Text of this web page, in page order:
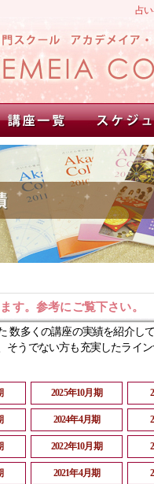
占
す。参考にご覧下さい。
数多くの講座の実績を紹介して
そうでない方も充実したライ
2025年10月期
2024年4月期
2022年10月期
2021年4月期